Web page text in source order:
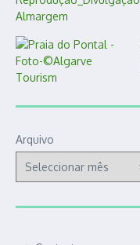
Arquivo